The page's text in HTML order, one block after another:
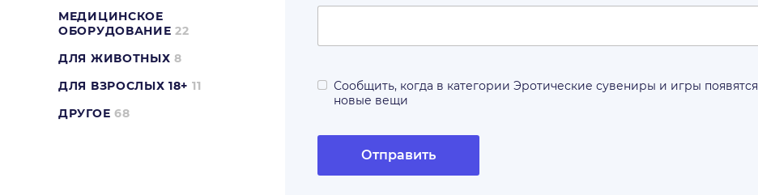
МЕДИЦИНСКОЕ
ОБОРУДОВАНИЕ 22
ДЛЯ ЖИВОТНЫХ 8
ДЛЯ ВЗРОСЛЫХ 18+ 11
ДРУГОЕ 68
Сообщить, когда в категории Эротические сувениры и игры появятся
новые вещи
Отправить